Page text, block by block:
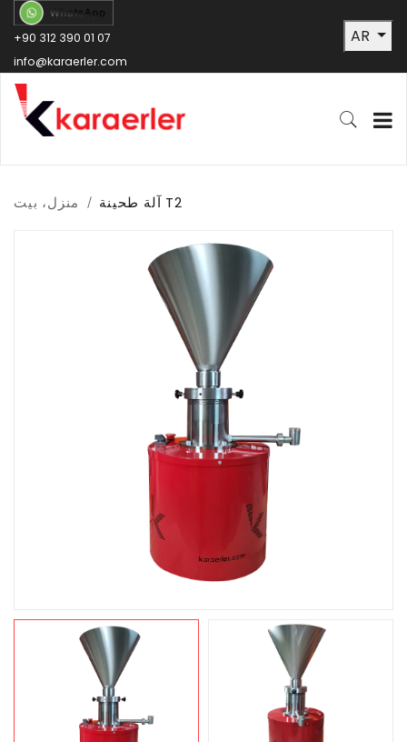
+90 312 390 01 07
info@karaerler.com
AR
منزل، بيت آلة طحينة T2